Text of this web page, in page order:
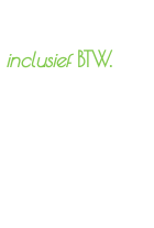
inclusiefBTW.